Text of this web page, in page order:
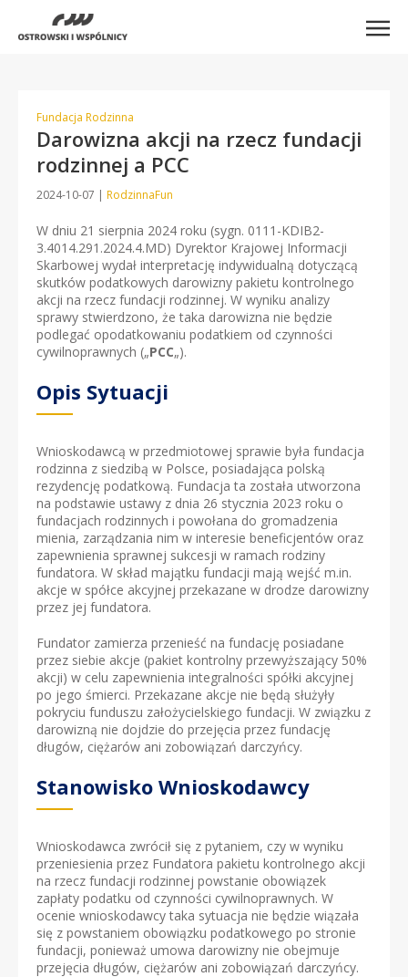
Fundacja Rodzinna
Darowizna akcji na rzecz fundacji
rodzinnej a PCC
2024-10-07 | RodzinnaFun
W dniu 21 sierpnia 2024 roku (sygn. 0111-KDIB2-
3.4014.291.2024.4.MD) Dyrektor Krajowej Informacji
Skarbowej wydał interpretację indywidualną dotyczącą
skutków podatkowych darowizny pakietu kontrolnego
akcji na rzecz fundacji rodzinnej. W wyniku analizy
sprawy stwierdzono, że taka darowizna nie będzie
podlegać opodatkowaniu podatkiem od czynności
cywilnoprawnych („PCC„).
Opis Sytuacji
Wnioskodawcą w przedmiotowej sprawie była fundacja
rodzinna z siedzibą w Polsce, posiadająca polską
rezydencję podatkową. Fundacja ta została utworzona
na podstawie ustawy z dnia 26 stycznia 2023 roku o
fundacjach rodzinnych i powołana do gromadzenia
mienia, zarządzania nim w interesie beneficjentów oraz
zapewnienia sprawnej sukcesji w ramach rodziny
fundatora. W skład majątku fundacji mają wejść m.in.
akcje w spółce akcyjnej przekazane w drodze darowizny
przez jej fundatora.
Fundator zamierza przenieść na fundację posiadane
przez siebie akcje (pakiet kontrolny przewyższający 50%
akcji) w celu zapewnienia integralności spółki akcyjnej
po jego śmierci. Przekazane akcje nie będą służyły
pokryciu funduszu założycielskiego fundacji. W związku z
darowizną nie dojdzie do przejęcia przez fundację
długów, ciężarów ani zobowiązań darczyńcy.
Stanowisko Wnioskodawcy
Wnioskodawca zwrócił się z pytaniem, czy w wyniku
przeniesienia przez Fundatora pakietu kontrolnego akcji
na rzecz fundacji rodzinnej powstanie obowiązek
zapłaty podatku od czynności cywilnoprawnych. W
ocenie wnioskodawcy taka sytuacja nie będzie wiązała
się z powstaniem obowiązku podatkowego po stronie
fundacji, ponieważ umowa darowizny nie obejmuje
przejęcia długów, ciężarów ani zobowiązań darczyńcy.